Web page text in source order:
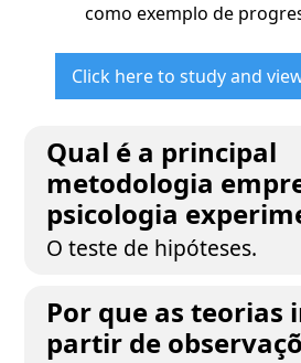
como exemplo de
Click here to study and
Qual é a principal
metodologia
psicologia
O teste de hipóteses.
Por que as teorias
partir de